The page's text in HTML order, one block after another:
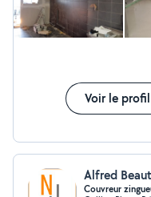
Voir le profil
Alfred
Couvreur